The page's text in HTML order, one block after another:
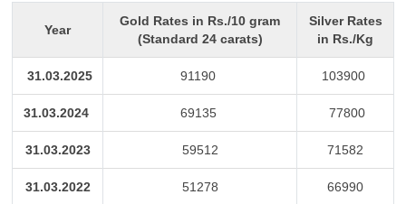
Year
Gold Rates in Rs./10 gram
(Standard 24 carats)
Silver Rates
in Rs./Kg
31.03.2025 91190 103900
31.03.2024 69135 77800
31.03.2023 59512 71582
31.03.2022 51278 66990